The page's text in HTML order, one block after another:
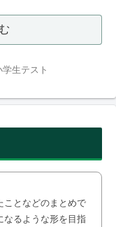
生テスト
ことなどのまとめで
なるような形を目指